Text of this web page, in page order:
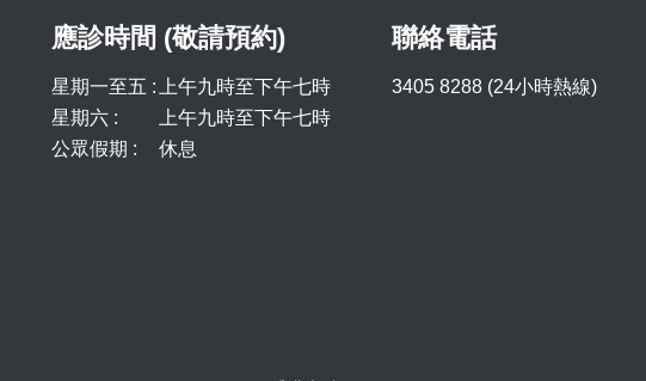
應診時間 (敬請預約)
星期一至五 :
上午九時至下午七時
星期六 :
上午九時至下午七時
公眾假期 :
休息
聯絡電話
3405 8288 (24小時熱線)